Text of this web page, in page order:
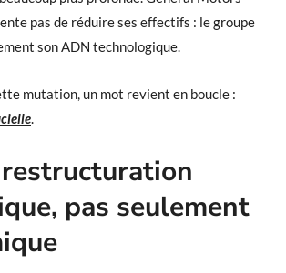
pas de réduire ses effectifs : le groupe
son ADN technologique.
mutation, un mot revient en boucle :
.
pas seulement